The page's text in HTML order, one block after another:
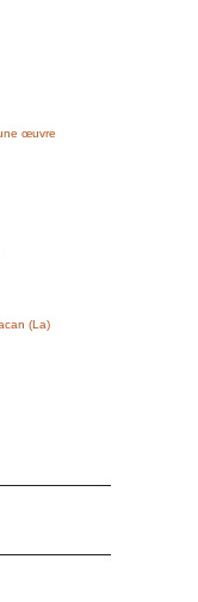
œuvre
(La)